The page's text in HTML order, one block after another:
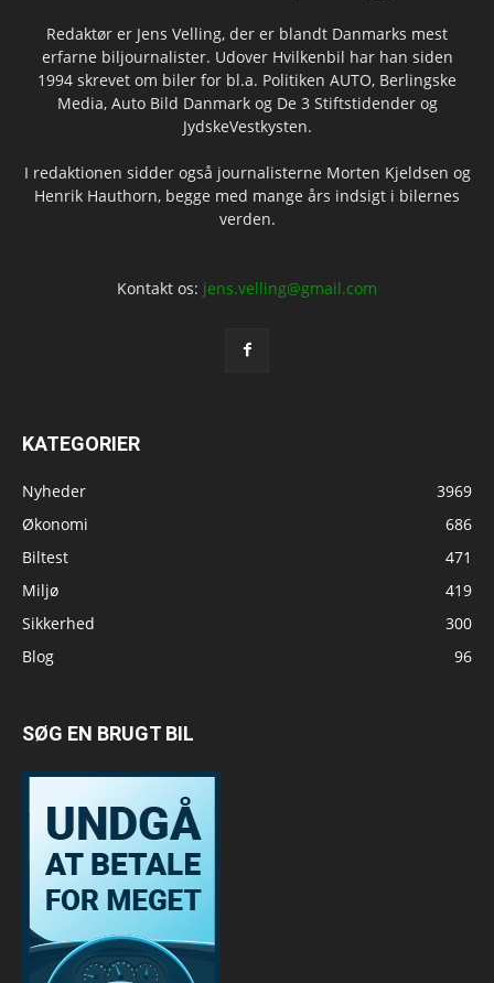
Redaktør er Jens Velling, der er blandt Danmarks mest
erfarne biljournalister. Udover Hvilkenbil har han siden
1994 skrevet om biler for bl.a. Politiken AUTO, Berlingske
Media, Auto Bild Danmark og De 3 Stiftstidender og
JydskeVestkysten.
I redaktionen sidder også journalisterne Morten Kjeldsen og
Henrik Hauthorn, begge med mange års indsigt i bilernes
verden.
Kontakt os: jens.velling@gmail.com
KATEGORIER
Nyheder
3969
Økonomi
686
Biltest
471
Miljø
419
Sikkerhed
300
Blog
96
SØG EN BRUGT BIL